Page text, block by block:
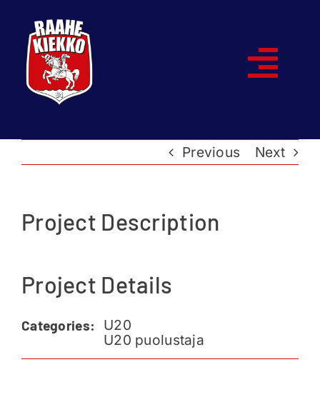
content
Joukkueet
Ottelut
Historia
Ajankohtaista
Previous Next
Project Description
Project Details
Categories:
U20
U20 puolustaja